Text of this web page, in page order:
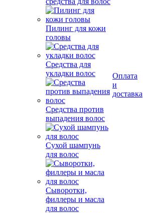
Пилинг для кожи
головы
Средства для
укладки волос
Средства против
выпадения волос
Сухой шампунь
для волос
Сыворотки,
филлеры и масла
для волос
Оплата
и
доставка